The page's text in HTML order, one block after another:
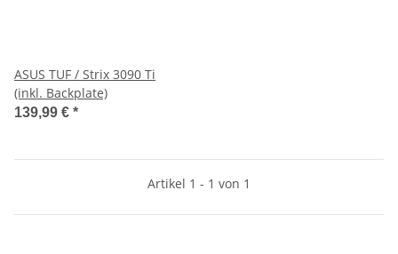
ASUS TUF / Strix 3090 Ti
(inkl. Backplate)
139,99 € *
Artikel 1 - 1 von 1